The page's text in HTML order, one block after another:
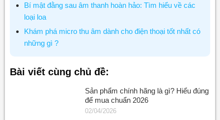
Bí mật đằng sau âm thanh hoàn hảo: Tìm hiểu về các
loại loa
Khám phá micro thu âm dành cho điện thoại tốt nhất có
những gì ?
Bài viết cùng chủ đề:
Sản phẩm chính hãng là gì? Hiểu đúng
để mua chuẩn 2026
02/04/2026